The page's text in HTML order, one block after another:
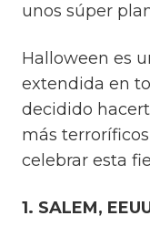
unos súper
Halloween es
extendida en
decidido
más
celebrar esta
1. SALEM,